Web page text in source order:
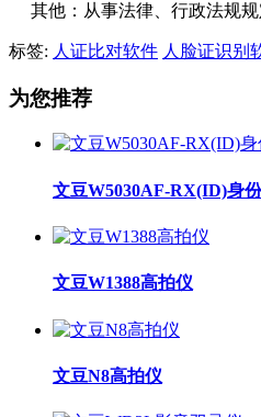
其他：从事法律、行政法规规
标签: 人证比对软件 人脸证识别
为您推荐
文豆W5030AF-RX(ID)身
文豆W1388高拍仪
文豆N8高拍仪